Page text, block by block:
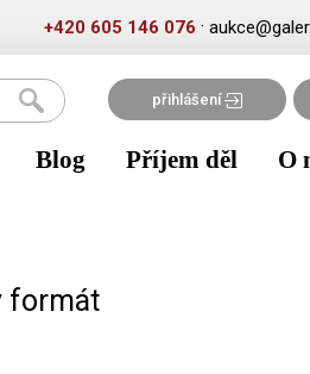
+420 605 146 076 ·
přihlášení
Blog Příjem děl O
formát